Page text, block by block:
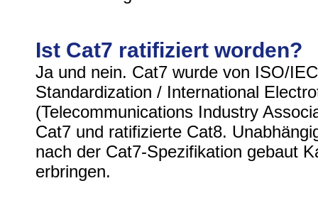
Ist Cat7 ratifiziert worden?
Ja und nein. Cat7 wurde von ISO/
Standardization / International
(Telecommunications Industry
Cat7 und ratifizierte Cat8.
nach der Cat7-Spezifikation gebaut
erbringen.